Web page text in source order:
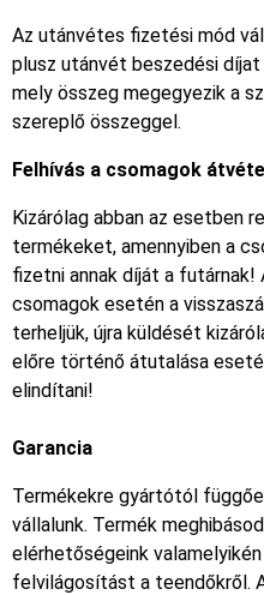
Az utánvétes fizetési mód
plusz utánvét beszedési
mely összeg megegyezik a
szereplő összeggel.
Felhívás a csomagok
Kizárólag abban az esetben
termékeket, amennyiben a
fizetni annak díját a
csomagok esetén a
terheljük, újra küldését
előre történő átutalása
elindítani!
Garancia
Termékekre gyártótól
vállalunk. Termék
elérhetőségeink
felvilágosítást a teendőkről.